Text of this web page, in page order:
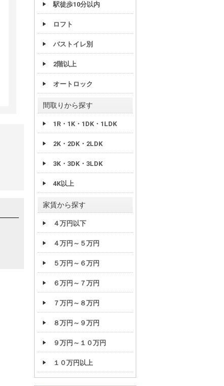
駅徒歩10分以内
ロフト
バストイレ別
2階以上
オートロック
間取りから探す
1R・1K・1DK・1LDK
2K・2DK・2LDK
3K・3DK・3LDK
4K以上
家賃から探す
４万円以下
４万円～５万円
５万円～６万円
６万円～７万円
７万円～８万円
８万円～９万円
９万円～１０万円
１０万円以上